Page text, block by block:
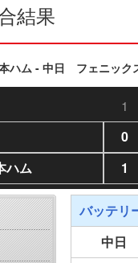
結果
ハム - 中日 フェニック
1
0
ハム
1
バッテリ
中日